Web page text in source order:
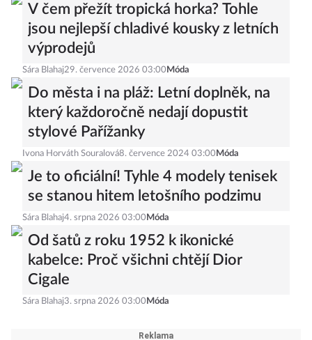
V čem přežít tropická horka? Tohle
jsou nejlepší chladivé kousky z letních
výprodejů
Sára Blahaj29. července 2026 03:00 Móda
Do města i na pláž: Letní doplněk, na
který každoročně nedají dopustit
stylové Pařížanky
Ivona Horváth Souralová8. července 2024 03:00 Móda
Je to oficiální! Tyhle 4 modely tenisek
se stanou hitem letošního podzimu
Sára Blahaj4. srpna 2026 03:00 Móda
Od šatů z roku 1952 k ikonické
kabelce: Proč všichni chtějí Dior
Cigale
Sára Blahaj3. srpna 2026 03:00 Móda